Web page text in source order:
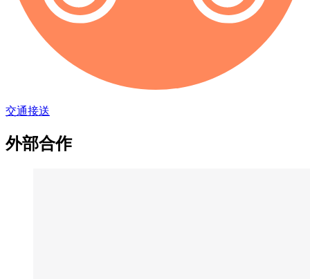
交通接送
外部合作